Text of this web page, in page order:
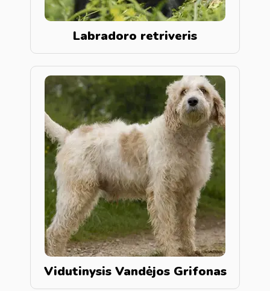
Labradoro retriveris
Vidutinysis Vandėjos Grifonas